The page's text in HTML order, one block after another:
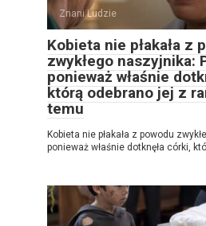
Znani Ludzie
Kobieta nie płakała z
zwykłego naszyjnika:
ponieważ właśnie
którą odebrano jej z
temu
Kobieta nie płakała z powodu
ponieważ właśnie dotknęła córki,